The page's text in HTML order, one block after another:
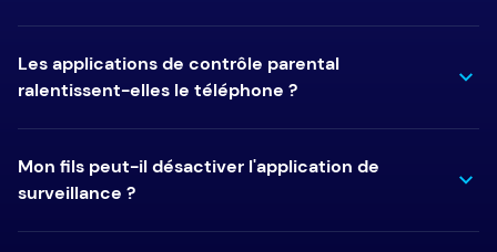
Les applications de contrôle parental
ralentissent-elles le téléphone ?
Mon fils peut-il désactiver l'application de
surveillance ?